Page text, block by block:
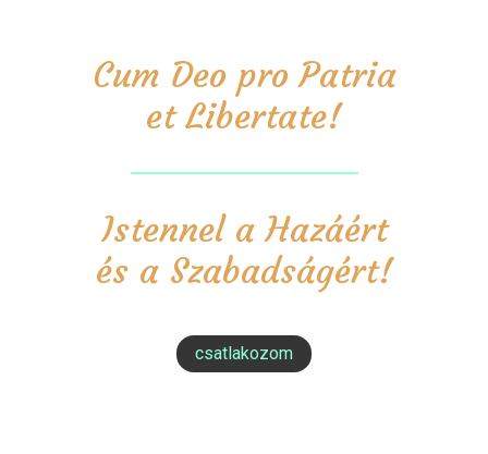
Cum Deo pro Patria
et Libertate!
Istennel a Hazáért
és a Szabadságért!
csatlakozom